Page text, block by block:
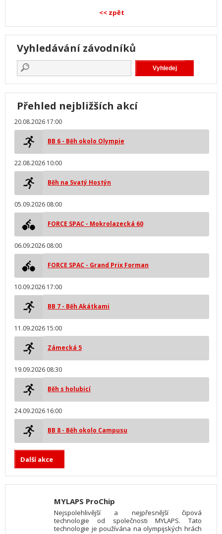
<< zpět
Vyhledávání závodníků
Přehled nejbližších akcí
20.08.2026 17:00
BB 6 - Běh okolo Olympie
22.08.2026 10:00
Běh na Svatý Hostýn
05.09.2026 08:00
FORCE SPAC - Mokrolazecká 60
06.09.2026 08:00
FORCE SPAC - Grand Prix Forman
10.09.2026 17:00
BB 7 - Běh Akátkami
11.09.2026 15:00
Zámecká 5
19.09.2026 08:30
Běh s holubicí
24.09.2026 16:00
BB 8 - Běh okolo Campusu
Další akce
MYLAPS ProChip
Nejspolehlivější a nejpřesnější čipová
technologie od společnosti MYLAPS. Tato
technologie je používána na olympijských hrách